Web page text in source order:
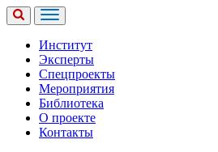
Институт
Эксперты
Спецпроекты
Мероприятия
Библиотека
О проекте
Контакты